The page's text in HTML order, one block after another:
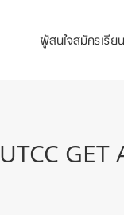
ผู้สนใจสมัครเรียน
UTCC GET